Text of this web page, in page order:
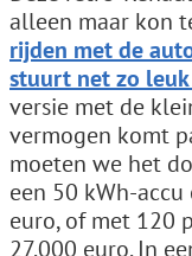
alleen maar kon
rijden met de
stuurt net zo
versie met de
vermogen komt
moeten we het
een 50 kWh-
euro, of met 120
27.000 euro. In